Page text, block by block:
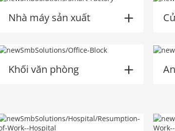
Nhà máy sản xuất
Khối văn phòng